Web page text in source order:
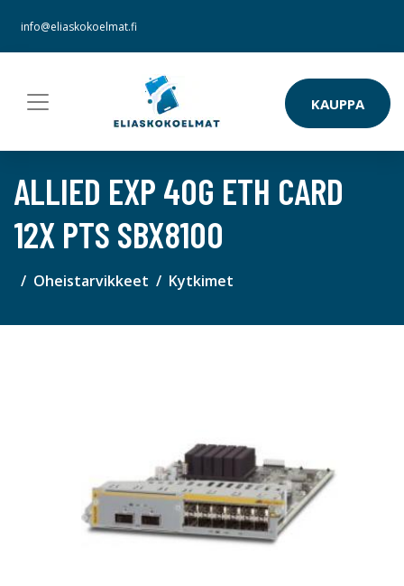
info@eliaskokoelmat.fi
KAUPPA
ALLIED EXP 40G ETH CARD
12X PTS SBX8100
Oheistarvikkeet Kytkimet